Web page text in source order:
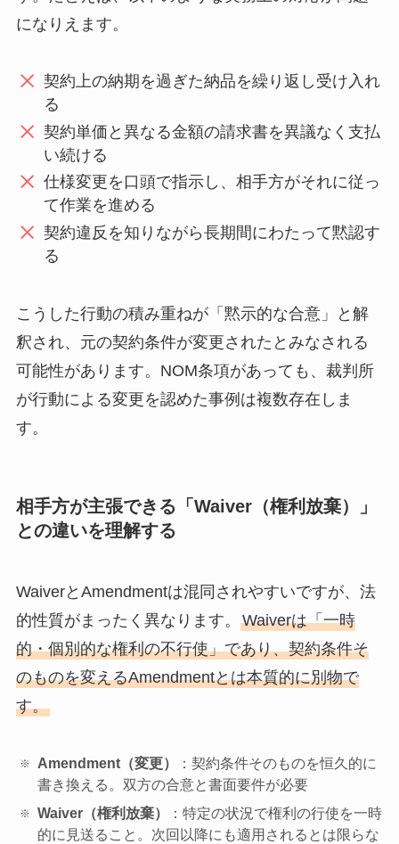
になりえます。
契約上の納期を過ぎた納品を繰り返し受け入れ
る
契約単価と異なる金額の請求書を異議なく支払
い続ける
仕様変更を口頭で指示し、相手方がそれに従っ
て作業を進める
契約違反を知りながら長期間にわたって黙認す
る
こうした行動の積み重ねが「黙示的な合意」と解
釈され、元の契約条件が変更されたとみなされる
可能性があります。NOM条項があっても、裁判所
が行動による変更を認めた事例は複数存在しま
す。
相手方が主張できる「Waiver（権利放棄）」
との違いを理解する
WaiverとAmendmentは混同されやすいですが、法
的性質がまったく異なります。 Waiverは「一時
的・個別的な権利の不行使」であり、契約条件そ
のものを変えるAmendmentとは本質的に別物で
す。
Amendment（変更）
：契約条件そのものを恒久的に
書き換える。双方の合意と書面要件が必要
Waiver（権利放棄）
：特定の状況で権利の行使を一時
的に見送ること。次回以降にも適用されるとは限らな